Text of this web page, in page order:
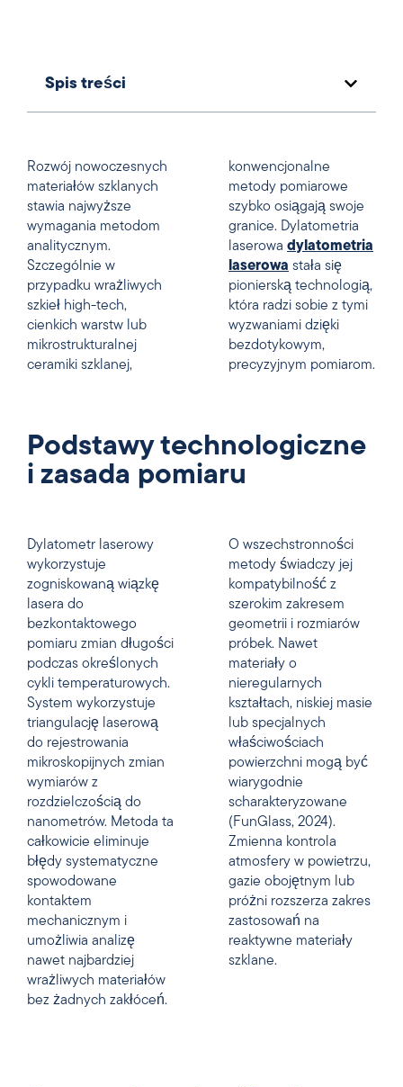
Spis treści
Rozwój nowoczesnych
materiałów szklanych
stawia najwyższe
wymagania metodom
analitycznym.
Szczególnie w
przypadku wrażliwych
szkieł high-tech,
cienkich warstw lub
mikrostrukturalnej
ceramiki szklanej,
konwencjonalne
metody pomiarowe
szybko osiągają swoje
granice. Dylatometria
laserowa dylatometria
laserowa stała się
pionierską technologią,
która radzi sobie z tymi
wyzwaniami dzięki
bezdotykowym,
precyzyjnym pomiarom.
Podstawy technologiczne
i zasada pomiaru
Dylatometr laserowy
wykorzystuje
zogniskowaną wiązkę
lasera do
bezkontaktowego
pomiaru zmian długości
podczas określonych
cykli temperaturowych.
System wykorzystuje
triangulację laserową
do rejestrowania
mikroskopijnych zmian
wymiarów z
rozdzielczością do
nanometrów. Metoda ta
całkowicie eliminuje
błędy systematyczne
spowodowane
kontaktem
mechanicznym i
umożliwia analizę
nawet najbardziej
wrażliwych materiałów
bez żadnych zakłóceń.
O wszechstronności
metody świadczy jej
kompatybilność z
szerokim zakresem
geometrii i rozmiarów
próbek. Nawet
materiały o
nieregularnych
kształtach, niskiej masie
lub specjalnych
właściwościach
powierzchni mogą być
wiarygodnie
scharakteryzowane
(FunGlass, 2024).
Zmienna kontrola
atmosfery w powietrzu,
gazie obojętnym lub
próżni rozszerza zakres
zastosowań na
reaktywne materiały
szklane.